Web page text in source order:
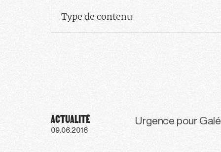
Type de contenu
ACTUALITÉ
09.06.2016
Urgence pour